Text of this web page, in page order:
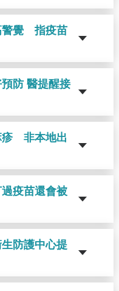
警覺 指疫苗
防 醫提醒接
疹 非本地出
疫苗還會被
防護中心提